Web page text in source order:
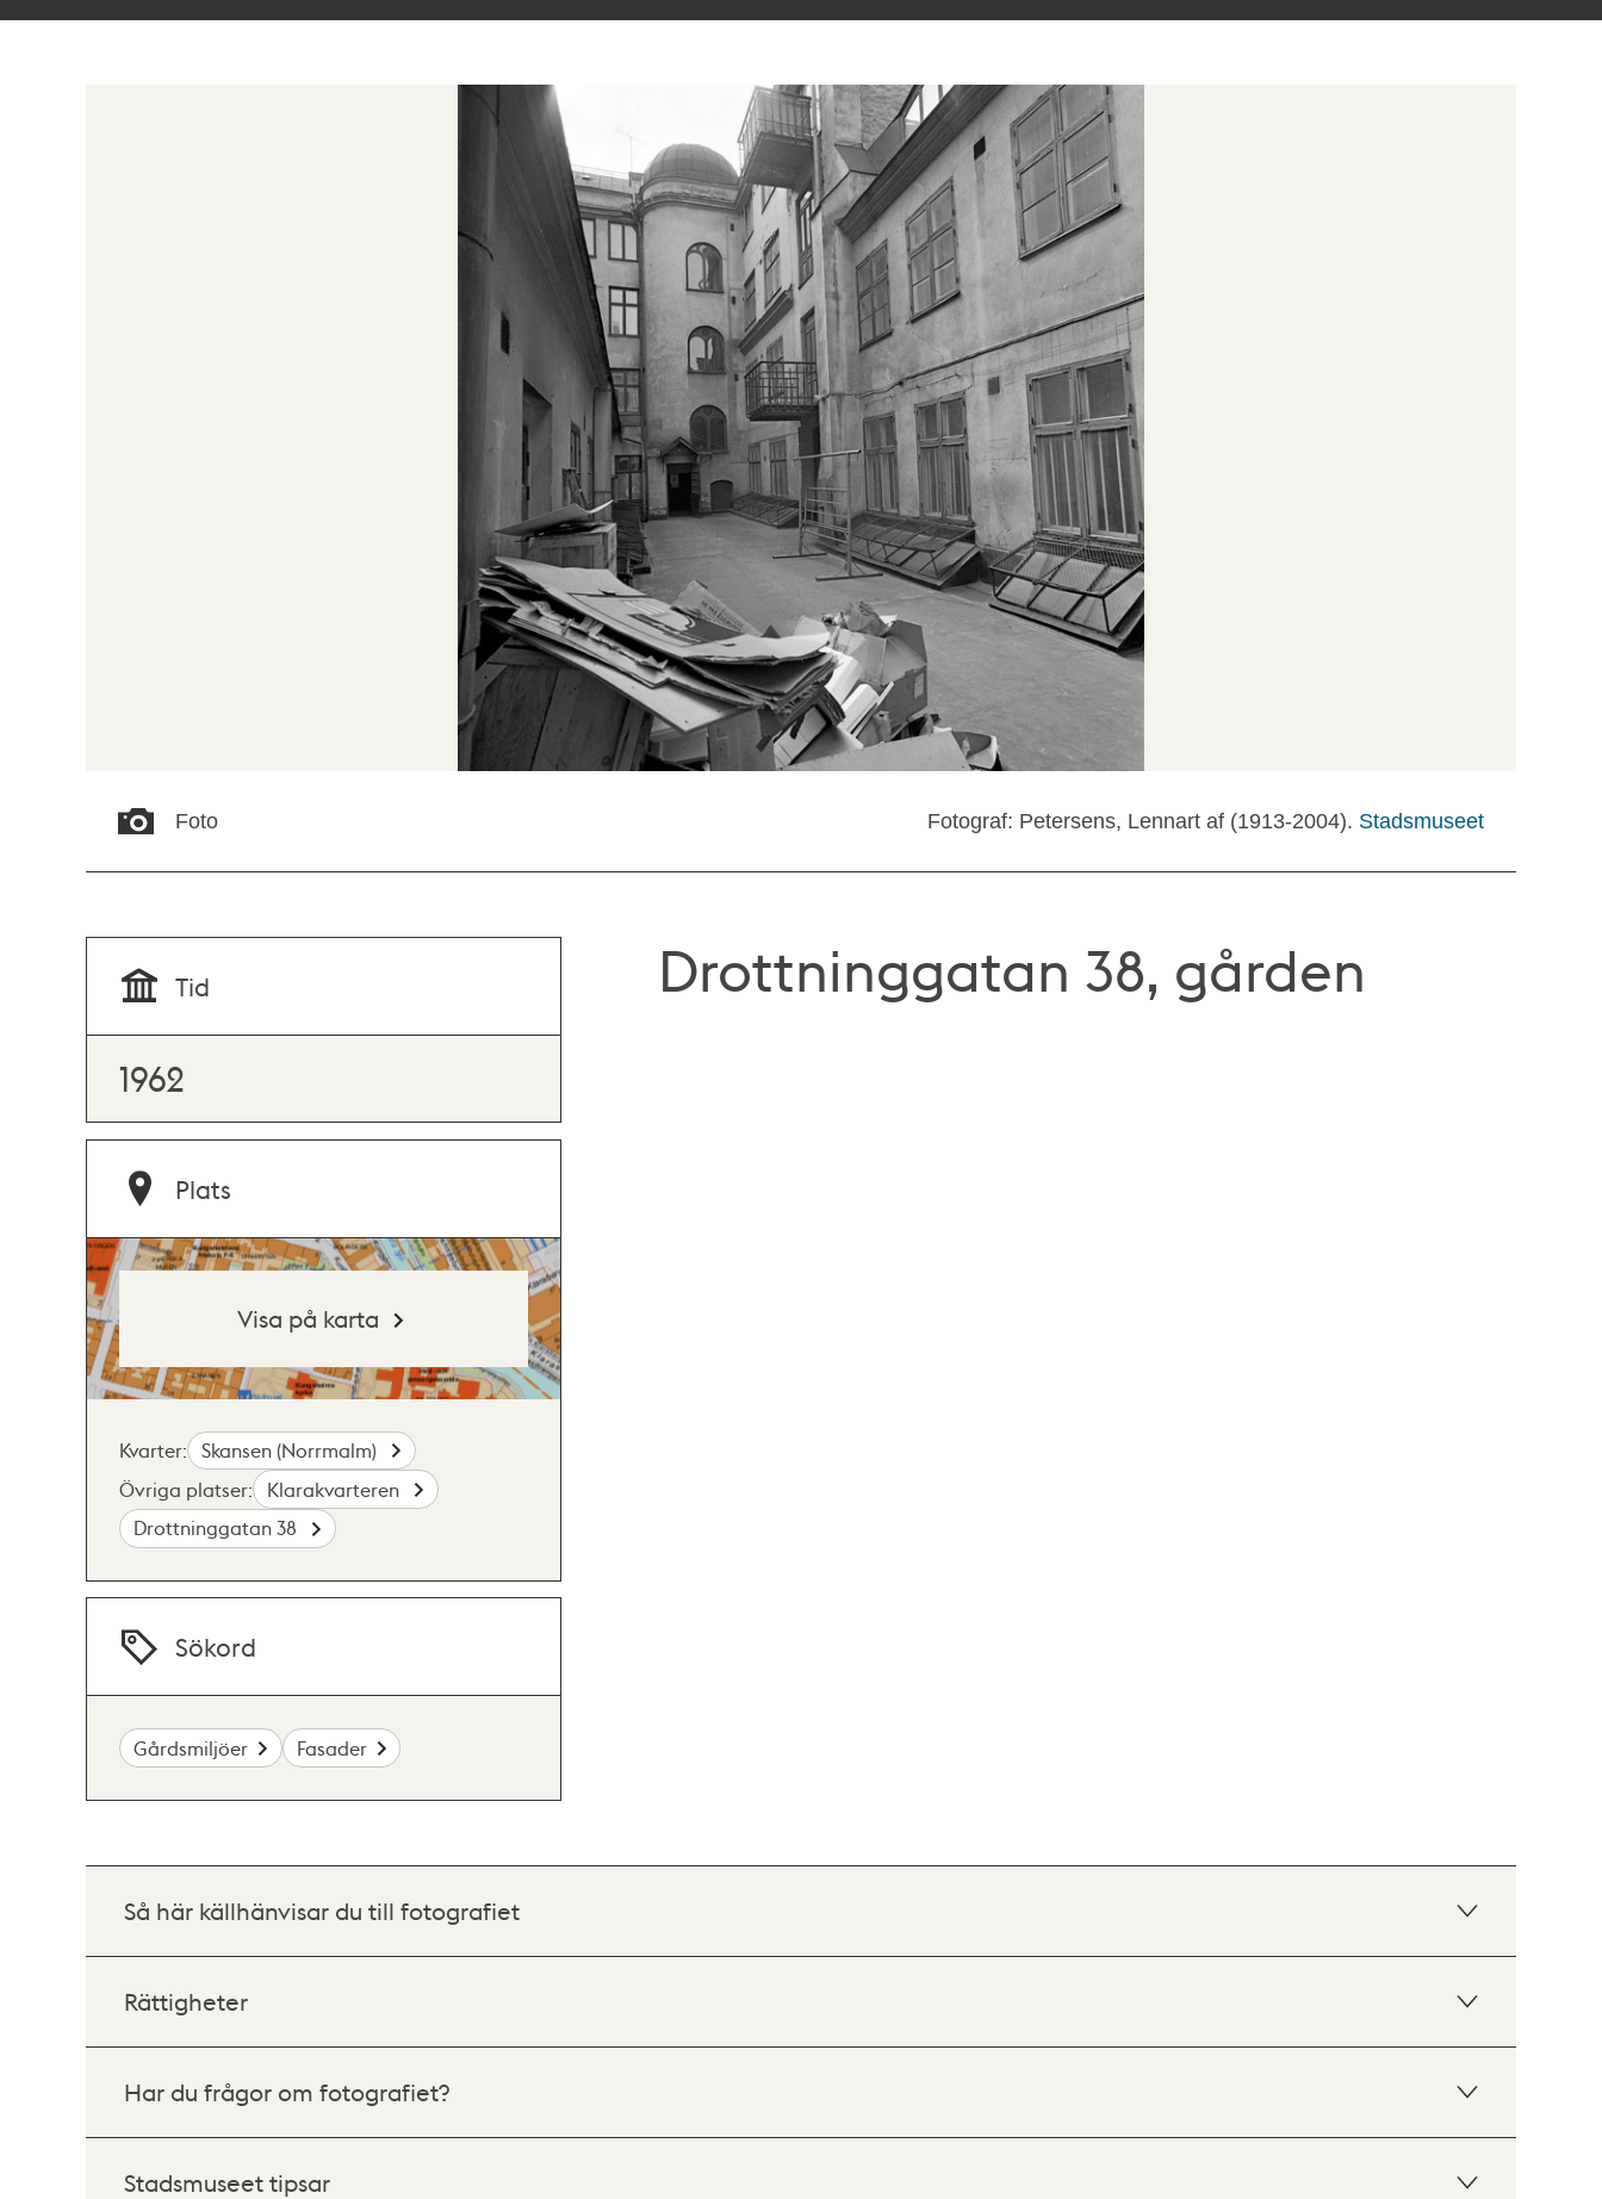
Foto Fotograf: Petersens, Lennart af (1913-2004). Stadsmuseet
Drottninggatan 38, gården
Tid
1962
Plats
Visa på karta
Kvarter:
Skansen (Norrmalm)
Övriga platser:
Klarakvarteren
Drottninggatan 38
Sökord
Gårdsmiljöer Fasader
Så här källhänvisar du till fotografiet
Rättigheter
Har du frågor om fotografiet?
Stadsmuseet tipsar